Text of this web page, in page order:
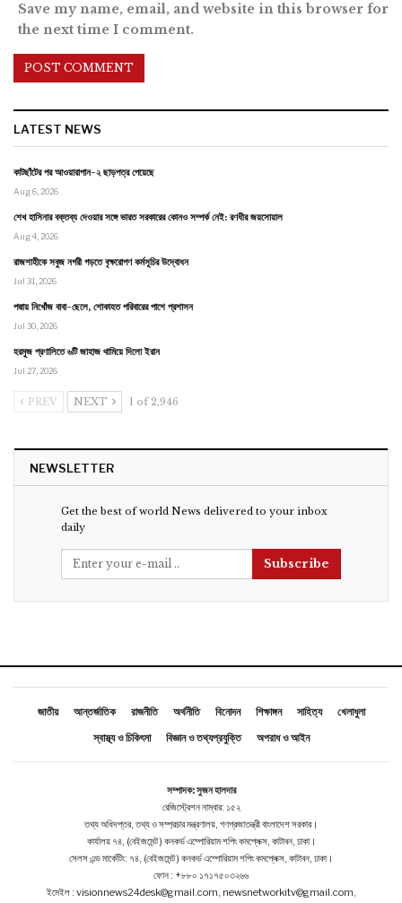
Save my name, email, and website in this browser for
the next time I comment.
LATEST NEWS
কাটছাঁটের পর আওয়ারাপান-২ ছাড়পত্র পেয়েছে
Aug 6, 2026
শেখ হাসিনার বক্তব্য দেওয়ার সঙ্গে ভারত সরকারের কোনও সম্পর্ক নেই: রণধীর জয়সোয়াল
Aug 4, 2026
রাজশাহীকে সবুজ নগরী গড়তে বৃক্ষরোপণ কর্মসূচির উদ্বোধন
Jul 31, 2026
পদ্মায় নিখোঁজ বাবা-ছেলে, শোকাহত পরিবারের পাশে প্রশাসন
Jul 30, 2026
হরমুজ প্রণালিতে ৬টি জাহাজ থামিয়ে দিলো ইরান
Jul 27, 2026
PREV NEXT 1 of 2,946
NEWSLETTER
Get the best of world News delivered to your inbox
daily
Subscribe
জাতীয় আন্তর্জাতিক রাজনীতি অর্থনীতি বিনোদন শিক্ষাঙ্গন সাহিত্য
খেলাধুলা
স্বাস্থ্য ও চিকিৎসা
বিজ্ঞান ও তথ্যপ্রযুক্তি অপরাধ ও আইন
সম্পাদক: সুজন হালদার
রেজিস্ট্রেশন নাম্বার: ১৫২
তথ্য অধিদপ্তর, তথ্য ও সম্প্রচার মন্ত্রণালয়, গণপ্রজাতন্ত্রী বাংলাদেশ সরকার।
কার্যালয় ৭৪, (বেইজমেন্ট ) কনকর্ড এম্পোরিয়াম শপিং কমপ্লেক্স, কাটাবন, ঢাকা।
সেলস এন্ড মার্কেটিং: ৭৪, (বেইজমেন্ট ) কনকর্ড এম্পোরিয়াম শপিং কমপ্লেক্স, কাটাবন, ঢাকা।
ফোন : +৮৮০ ১৭১৭৫০৩২৬৬
ইমেইল : visionnews24desk@gmail.com, newsnetworkitv@gmail.com,